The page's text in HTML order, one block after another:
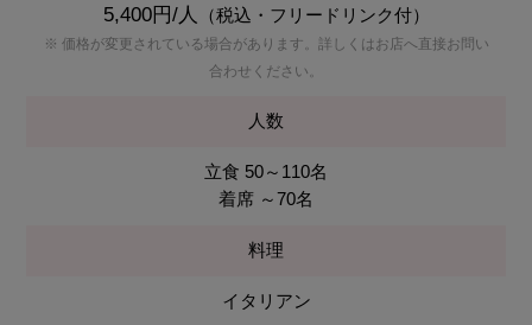
5,400円/人 （税込・フリードリンク付）
※ 価格が変更されている場合があります。詳しくはお店へ直接お問い
合わせください。
人数
立食 50～110名
着席 ～70名
料理
イタリアン